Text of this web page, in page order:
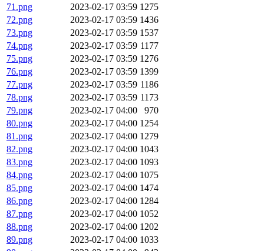
71.png
2023-02-17 03:59 1275
72.png
2023-02-17 03:59 1436
73.png
2023-02-17 03:59 1537
74.png
2023-02-17 03:59 1177
75.png
2023-02-17 03:59 1276
76.png
2023-02-17 03:59 1399
77.png
2023-02-17 03:59 1186
78.png
2023-02-17 03:59 1173
79.png
2023-02-17 04:00
970
80.png
2023-02-17 04:00 1254
81.png
2023-02-17 04:00 1279
82.png
2023-02-17 04:00 1043
83.png
2023-02-17 04:00 1093
84.png
2023-02-17 04:00 1075
85.png
2023-02-17 04:00 1474
86.png
2023-02-17 04:00 1284
87.png
2023-02-17 04:00 1052
88.png
2023-02-17 04:00 1202
89.png
2023-02-17 04:00 1033